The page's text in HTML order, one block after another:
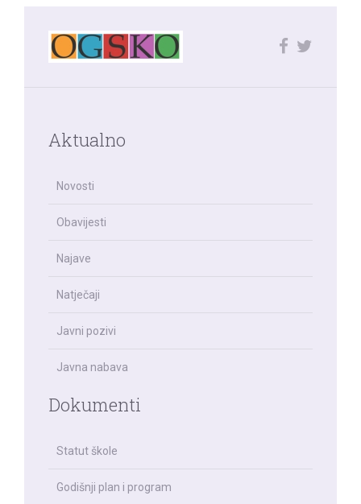
Aktualno
Novosti
Obavijesti
Najave
Natječaji
Javni pozivi
Javna nabava
Dokumenti
Statut škole
Godišnji plan i program